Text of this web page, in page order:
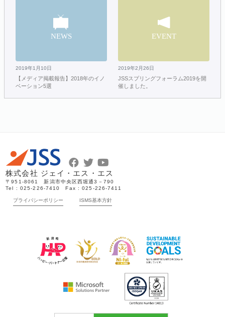
2019年1月10日
【メディア掲載報告】2018年のイノ
ベーション5選
2019年2月26日
JSSスプリングフォーラム2019を開
催しました。
株式会社 ジェイ・エス・エス
〒951-8061 新潟市中央区西堀通3－790
Tel : 025-226-7410 Fax : 025-226-7411
プライバシーポリシー ISMS基本方針